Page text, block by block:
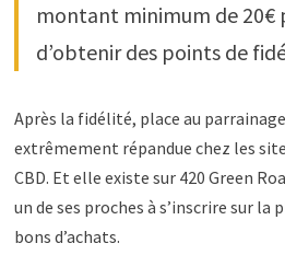
montant minimum de
d’obtenir des points de
Après la fidélité, place au
extrêmement répandue chez les
CBD. Et elle existe sur 420 Green
un de ses proches à s’inscrire sur
bons d’achats.